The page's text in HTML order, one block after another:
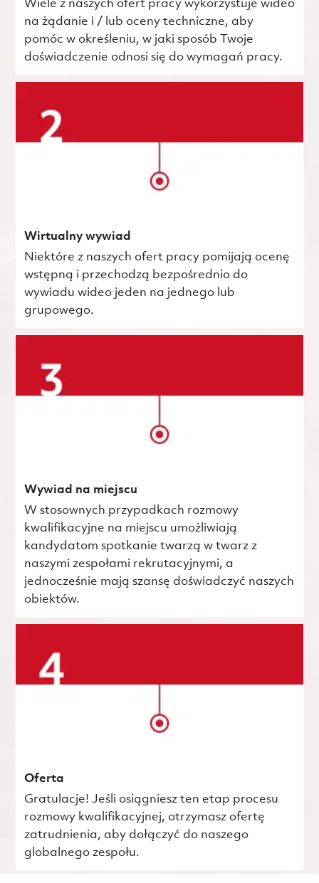
Wiele z naszych ofert pracy wykorzystuje wideo
na żądanie i / lub oceny techniczne, aby
pomóc w określeniu, w jaki sposób Twoje
doświadczenie odnosi się do wymagań pracy.
Wirtualny wywiad
Niektóre z naszych ofert pracy pomijają ocenę
wstępną i przechodzą bezpośrednio do
wywiadu wideo jeden na jednego lub
grupowego.
Wywiad na miejscu
W stosownych przypadkach rozmowy
kwalifikacyjne na miejscu umożliwiają
kandydatom spotkanie twarzą w twarz z
naszymi zespołami rekrutacyjnymi, a
jednocześnie mają szansę doświadczyć naszych
obiektów.
Oferta
Gratulacje! Jeśli osiągniesz ten etap procesu
rozmowy kwalifikacyjnej, otrzymasz ofertę
zatrudnienia, aby dołączyć do naszego
globalnego zespołu.